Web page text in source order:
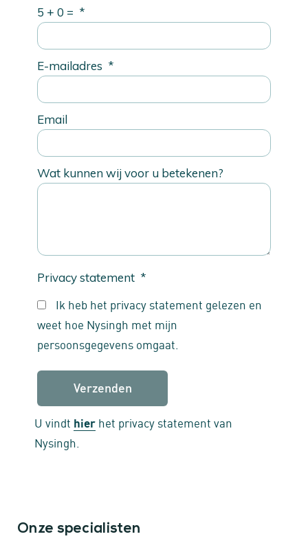
5 + 0 = *
E-mailadres *
Email
Wat kunnen wij voor u betekenen?
Privacy statement *
Ik heb het privacy statement gelezen en
weet hoe Nysingh met mijn
persoonsgegevens omgaat.
U vindt hier het privacy statement van
Nysingh.
Onze specialisten